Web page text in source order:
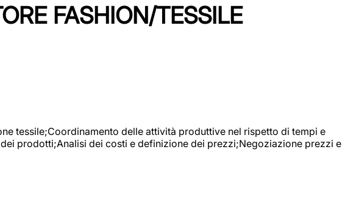
FASHION/TESSILE
tessile;Coordinamento delle attività produttive nel rispetto di tempi e
prodotti;Analisi dei costi e definizione dei prezzi;Negoziazione prezzi e